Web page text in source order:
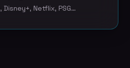
Disney+, Netflix, PSG…